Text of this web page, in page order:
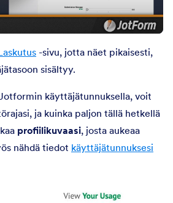
-sivu, jotta näet pikaisesti,
sisältyy.
käyttäjätunnuksella, voit
ja kuinka paljon tällä hetkellä
profiilikuvaasi, josta aukeaa
nähdä tiedot käyttäjätunnuksesi